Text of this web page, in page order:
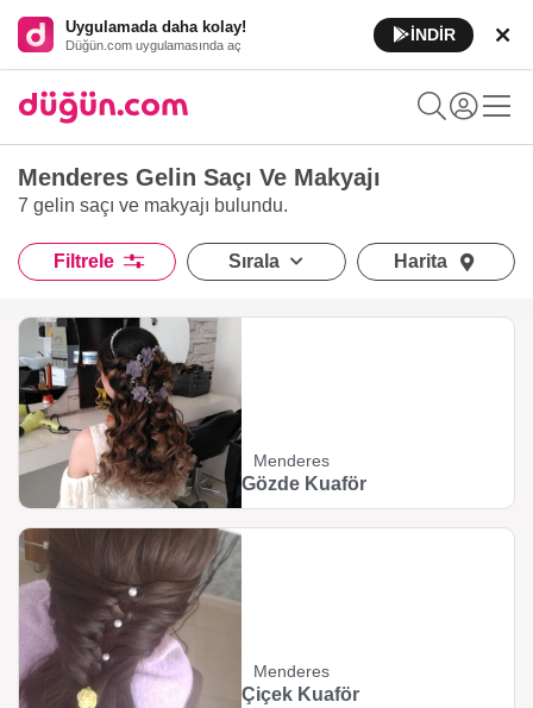
Uygulamada daha kolay!
Düğün.com uygulamasında aç
İNDİR
Menderes Gelin Saçı Ve Makyajı
7 gelin saçı ve makyajı bulundu.
Filtrele Sırala Harita
Menderes
Gözde Kuaför
Menderes
Çiçek Kuaför